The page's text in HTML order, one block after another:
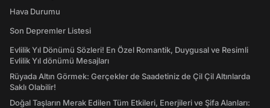
Hava Durumu
Son Depremler Listesi
Evlilik Yıl Dönümü Sözleri! En Özel Romantik, Duygusal ve Resimli
Evlilik Yıl dönümü Mesajları
Rüyada Altın Görmek: Gerçekler de Saadetiniz de Çil Çil Altınlarda
Saklı Olabilir!
Doğal Taşların Merak Edilen Tüm Etkileri, Enerjileri ve Şifa Alanları: